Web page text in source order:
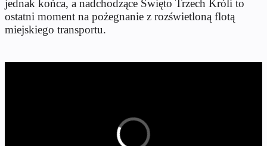
jednak końca, a nadchodzące Święto Trzech Króli to
ostatni moment na pożegnanie z rozświetloną flotą
miejskiego transportu.